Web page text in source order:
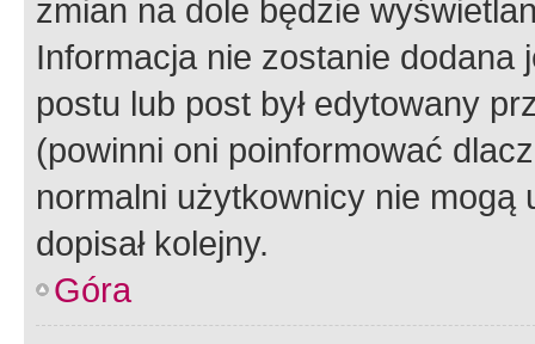
zmian na dole będzie
Informacja nie zostanie dodana
postu lub post był edytowany
(powinni oni poinformować
normalni użytkownicy nie
dopisał kolejny.
Góra